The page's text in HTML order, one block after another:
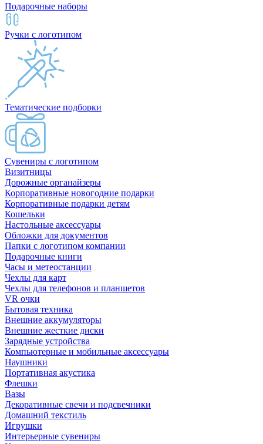
Подарочные наборы
Ручки с логотипом
Тематические подборки
Сувениры с логотипом
Визитницы
Дорожные органайзеры
Корпоративные новогодние подарки
Корпоративные подарки детям
Кошельки
Настольные аксессуары
Обложки для документов
Папки с логотипом компании
Подарочные книги
Часы и метеостанции
Чехлы для карт
Чехлы для телефонов и планшетов
VR очки
Бытовая техника
Внешние аккумуляторы
Внешние жесткие диски
Зарядные устройства
Компьютерные и мобильные аксессуары
Наушники
Портативная акустика
Флешки
Вазы
Декоративные свечи и подсвечники
Домашний текстиль
Игрушки
Интерьерные сувениры